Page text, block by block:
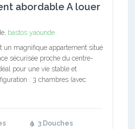
abordable A louer
bastos yaounde
un magnifique appartement situé
sécurisée proche du centre-
pour une vie stable et
: 3 chambres (avec
3 Douches